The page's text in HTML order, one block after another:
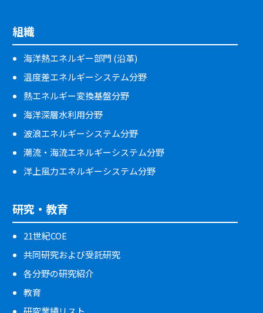
組織
海洋熱エネルギー部門 (沿革)
温度差エネルギーシステム分野
熱エネルギー変換基盤分野
海洋深層水利用分野
波浪エネルギーシステム分野
潮流・海流エネルギーシステム分野
洋上風力エネルギーシステム分野
研究・教育
21世紀COE
共同研究および受託研究
各分野の研究紹介
教育